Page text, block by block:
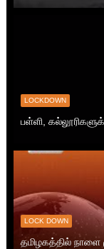
LOCKDOWN
பள்ளி,
LOCK DOWN
தமிழகத்தில் நாளை